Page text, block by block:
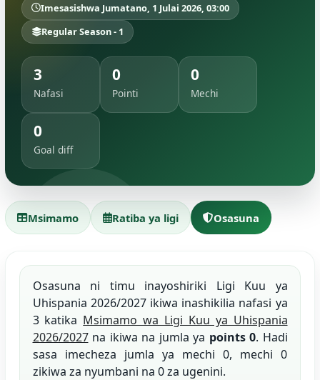
Imesasishwa Jumatano, 1 Julai 2026, 03:00
Regular Season - 1
3
Nafasi
0
Pointi
0
Mechi
0
Goal diff
Msimamo Ratiba ya ligi Osasuna
Osasuna ni timu inayoshiriki Ligi Kuu ya
Uhispania 2026/2027 ikiwa inashikilia nafasi ya
3 katika Msimamo wa Ligi Kuu ya Uhispania
2026/2027na ikiwa na jumla ya points 0. Hadi
sasa imecheza jumla ya mechi 0, mechi 0
zikiwa za nyumbani na 0 za ugenini.